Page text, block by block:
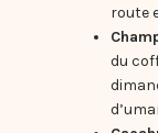
route
du